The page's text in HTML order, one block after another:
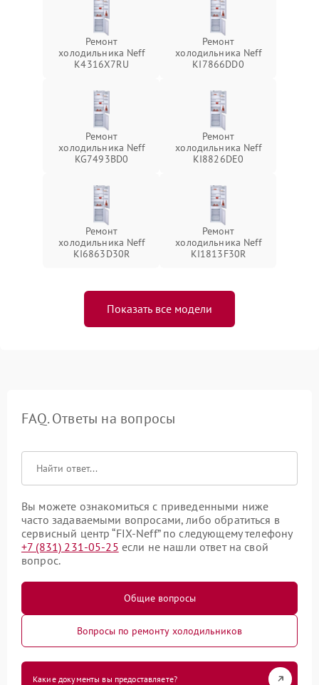
Ремонт
холодильника Neff
K4316X7RU
Ремонт
холодильника Neff
KI7866DD0
Ремонт
холодильника Neff
KG7493BD0
Ремонт
холодильника Neff
KI8826DE0
Ремонт
холодильника Neff
KI6863D30R
Ремонт
холодильника Neff
KI1813F30R
Показать все модели
FAQ. Ответы на вопросы
Вы можете ознакомиться с приведенными ниже
часто задаваемыми вопросами, либо обратиться в
сервисный центр “FIX-Neff” по следующему телефону
+7 (831) 231-05-25 если не нашли ответ на свой
вопрос.
Общие вопросы
Вопросы по ремонту холодильников
Какие документы вы предоставляете?